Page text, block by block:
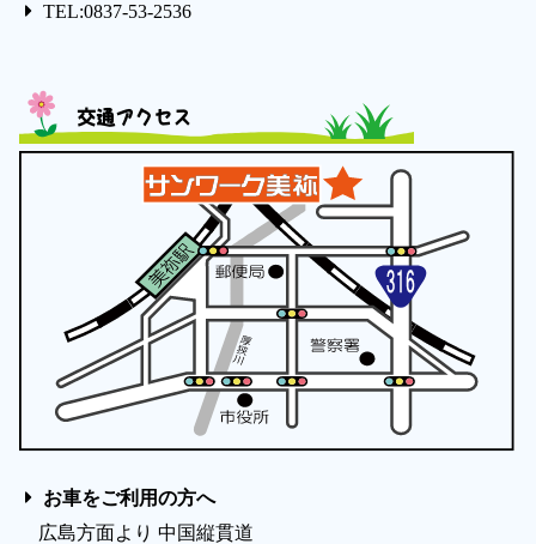
TEL:0837-53-2536
交通アクセス
お車をご利用の方へ
広島方面より 中国縦貫道